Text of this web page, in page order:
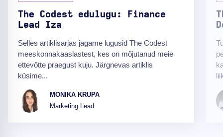
The Codest edulugu: Finance
Lead Iza
Selles artiklisarjas jagame lugusid The Codest
meeskonnakaaslastest, kes on mõjutanud meie
ettevõtte praegust kuju. Järgnevas artiklis
küsime...
MONIKA KRUPA
Marketing Lead